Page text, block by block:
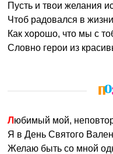
Пусть и твои желания
Чтоб радовался в
Как хорошо, что мы с
Словно герои из
Любимый мой,
Я в День Святого
Желаю быть со мной